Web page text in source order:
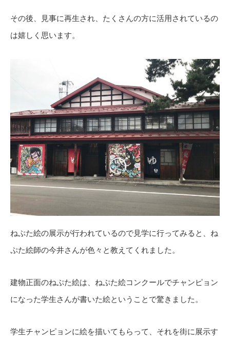
その後、見事に再生され、たくさんの方に活用されているの
は嬉しく思います。
ねぷた絵の展示が行われているので見学に行ってみると、ね
ぷた絵師の今井さんが色々と教えてくれました。
建物正面のねぷた絵は、ねぷた絵コンクールでチャンピョン
になった学生さんが書いた絵ということで驚きました。
学生チャンピョンに絵を描いてもらって、それを街に展示す